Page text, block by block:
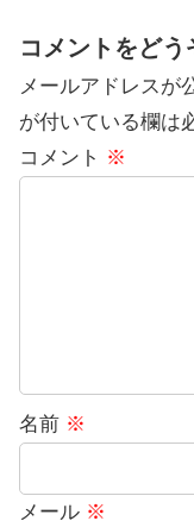
コメントをどう
メールアドレスが
が付いている欄は
コメント ※
名前 ※
メール ※